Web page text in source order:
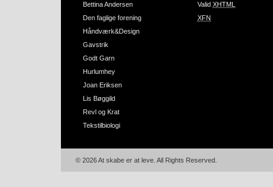
Bettina Andersen
Den faglige forening
Håndværk&Design
Gavstrik
Godt Garn
Hurlumhey
Joan Eriksen
Lis Bøggild
Revl og Krat
Tekstilbiologi
Valid XHTML
XFN
© 2026 At skabe er at leve. All Rights Reserved.